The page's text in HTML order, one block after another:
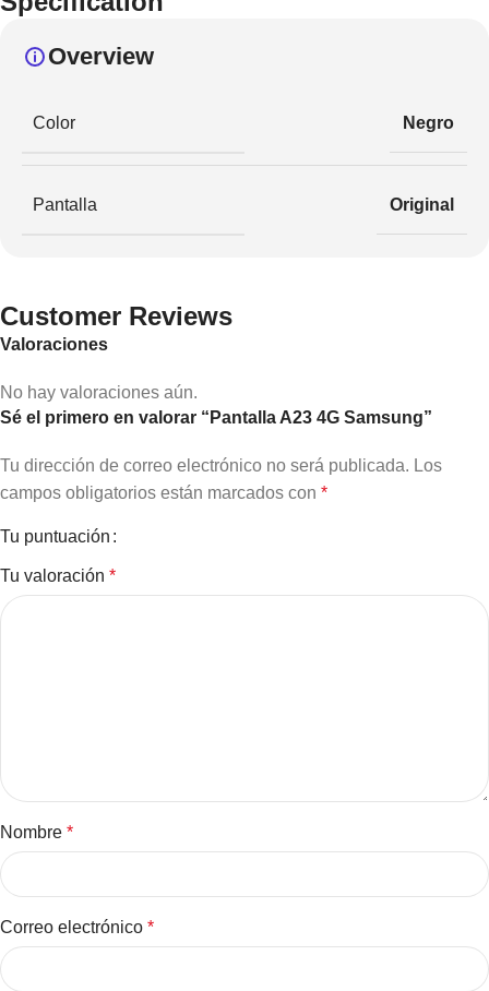
Overview
Color Negro
Pantalla Original
Customer Reviews
Valoraciones
No hay valoraciones aún.
Sé el primero en valorar “Pantalla A23 4G Samsung”
Tu dirección de correo electrónico no será publicada. Los
campos obligatorios están marcados con *
Tu puntuación
Tu valoración *
Nombre *
Correo electrónico *